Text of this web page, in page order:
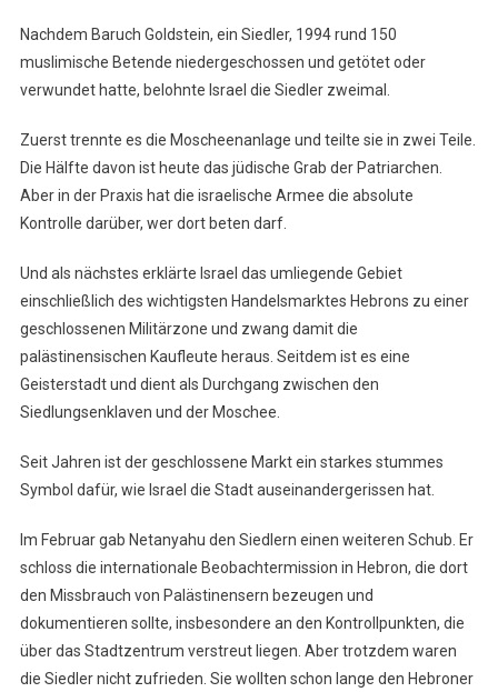
Nachdem Baruch Goldstein, ein Siedler, 1994 rund 150
muslimische Betende niedergeschossen und getötet oder
verwundet hatte, belohnte Israel die Siedler zweimal.
Zuerst trennte es die Moscheenanlage und teilte sie in zwei Teile.
Die Hälfte davon ist heute das jüdische Grab der Patriarchen.
Aber in der Praxis hat die israelische Armee die absolute
Kontrolle darüber, wer dort beten darf.
Und als nächstes erklärte Israel das umliegende Gebiet
einschließlich des wichtigsten Handelsmarktes Hebrons zu einer
geschlossenen Militärzone und zwang damit die
palästinensischen Kaufleute heraus. Seitdem ist es eine
Geisterstadt und dient als Durchgang zwischen den
Siedlungsenklaven und der Moschee.
Seit Jahren ist der geschlossene Markt ein starkes stummes
Symbol dafür, wie Israel die Stadt auseinandergerissen hat.
Im Februar gab Netanyahu den Siedlern einen weiteren Schub. Er
schloss die internationale Beobachtermission in Hebron, die dort
den Missbrauch von Palästinensern bezeugen und
dokumentieren sollte, insbesondere an den Kontrollpunkten, die
über das Stadtzentrum verstreut liegen. Aber trotzdem waren
die Siedler nicht zufrieden. Sie wollten schon lange den Hebroner